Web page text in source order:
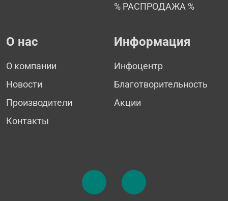
% РАСПРОДАЖА %
О нас
О компании
Новости
Производители
Контакты
Информация
Инфоцентр
Благотворительность
Акции